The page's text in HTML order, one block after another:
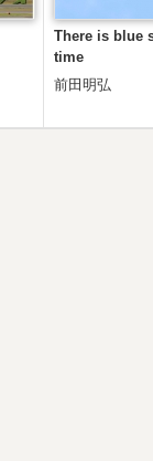
There is blue
time
前田明弘